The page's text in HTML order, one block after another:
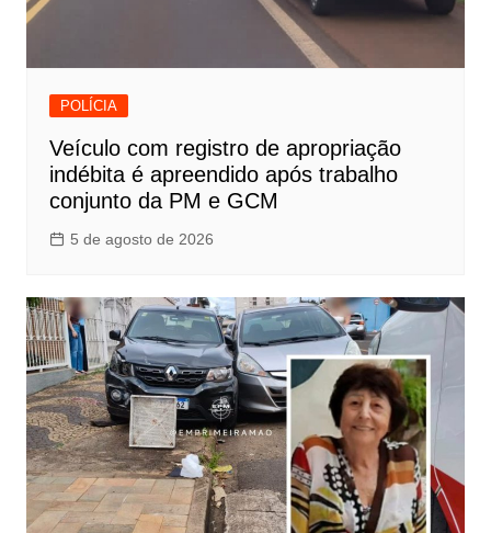
POLÍCIA
Veículo com registro de apropriação
indébita é apreendido após trabalho
conjunto da PM e GCM
5 de agosto de 2026